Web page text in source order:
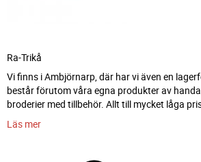
Ra-Trikå
Vi finns i Ambjörnarp, där har vi även en
består förutom våra egna produkter av
broderier med tillbehör. Allt till mycket låga
Läs mer